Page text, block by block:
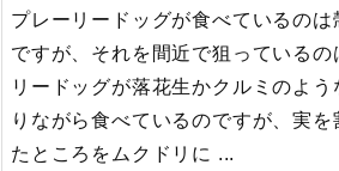
プレーリードッグが食べているのは
ですが、それを間近で狙っているの
リードッグが落花生かクルミのよう
りながら食べているのですが、実
たところをムクドリに ...